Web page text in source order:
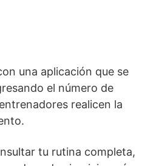
una aplicación que se
el número de
realicen la
tu rutina completa,